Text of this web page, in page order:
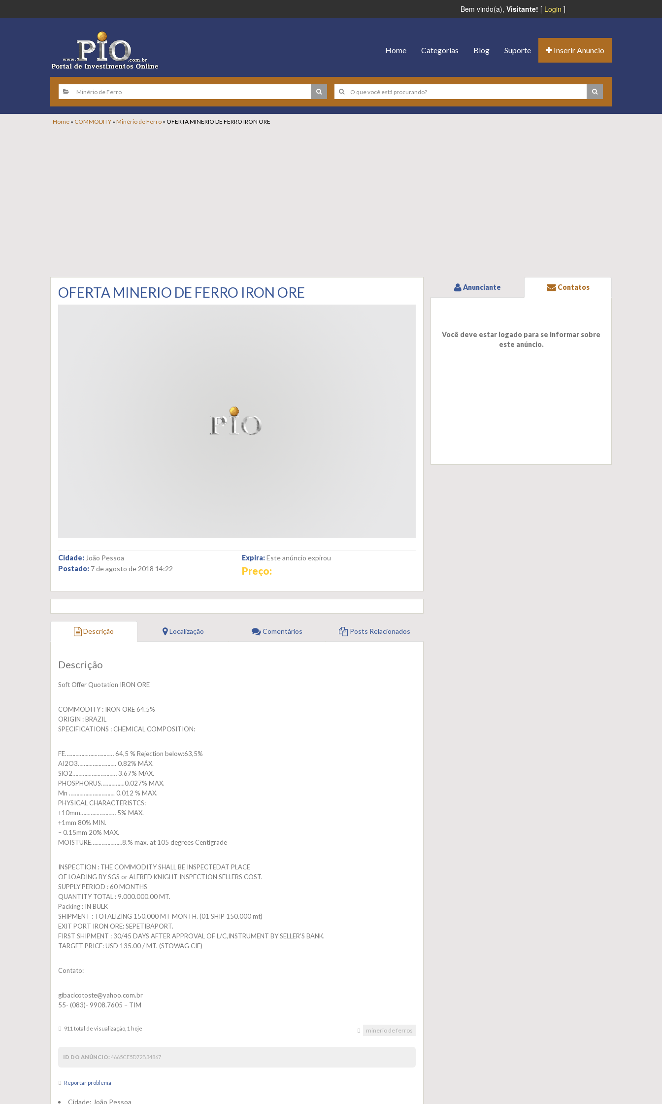
Bem vindo(a), Visitante! [ Login ]
Inserir Anuncio
Home Categorias Blog Suporte
Home » COMMODITY » Minério de Ferro » OFERTA MINERIO DE FERRO IRON ORE
OFERTA MINERIO DE FERRO IRON ORE
Cidade: João Pessoa
Postado: 7 de agosto de 2018 14:22
Expira:Este anúncio expirou
Preço:
Descrição Localização Comentários Posts Relacionados
Descrição
Soft Offer Quotation IRON ORE
COMMODITY : IRON ORE 64.5%
ORIGIN : BRAZIL
SPECIFICATIONS : CHEMICAL COMPOSITION:
FE…………………………… 64,5 % Rejection below:63,5%
AI2O3…………………….. 0.82% MÁX.
SiO2………………………… 3.67% MAX.
PHOSPHORUS…………….0.027% MAX.
Mn …………………………. 0.012 % MAX.
PHYSICAL CHARACTERISTCS:
+10mm…………………… 5% MAX.
+1mm 80% MIN.
– 0.15mm 20% MAX.
MOISTURE…………………8.% max. at 105 degrees Centigrade
INSPECTION : THE COMMODITY SHALL BE INSPECTEDAT PLACE
OF LOADING BY SGS or ALFRED KNIGHT INSPECTION SELLERS COST.
SUPPLY PERIOD : 60 MONTHS
QUANTITY TOTAL : 9.000.000.00 MT.
Packing : IN BULK
SHIPMENT : TOTALIZING 150.000 MT MONTH. (01 SHIP 150.000 mt)
EXIT PORT IRON ORE: SEPETIBAPORT.
FIRST SHIPMENT : 30/45 DAYS AFTER APPROVAL OF L/C,INSTRUMENT BY SELLER’S BANK.
TARGET PRICE: USD 135.00 / MT. (STOWAG CIF)
Contato:
gibacicotoste@yahoo.com.br
55- (083)- 9908.7605 – TIM
minerio de ferros
911 total de visualização, 1 hoje
ID DO ANÚNCIO: 4665CE5D72B34867
Reportar problema
Cidade: João Pessoa
Anunciante Contatos
Você deve estar logado para se informar sobre
este anúncio.